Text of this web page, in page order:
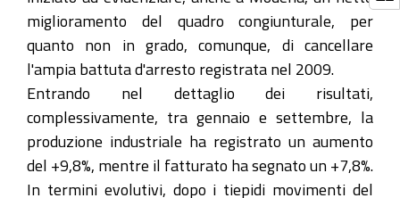
miglioramento del quadro congiunturale, per
quanto non in grado, comunque, di cancellare
l'ampia battuta d'arresto registrata nel 2009.
Entrando nel dettaglio dei risultati,
complessivamente, tra gennaio e settembre, la
produzione industriale ha registrato un aumento
del +9,8%, mentre il fatturato ha segnato un +7,8%.
In termini evolutivi, dopo i tiepidi movimenti del